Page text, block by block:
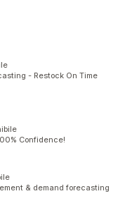
- Restock On Time
Confidence!
& demand forecasting